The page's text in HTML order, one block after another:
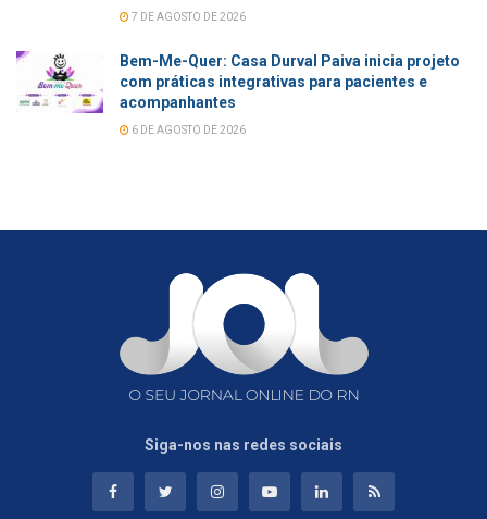
7 DE AGOSTO DE 2026
Bem-Me-Quer: Casa Durval Paiva inicia projeto
com práticas integrativas para pacientes e
acompanhantes
6 DE AGOSTO DE 2026
Siga-nos nas redes sociais